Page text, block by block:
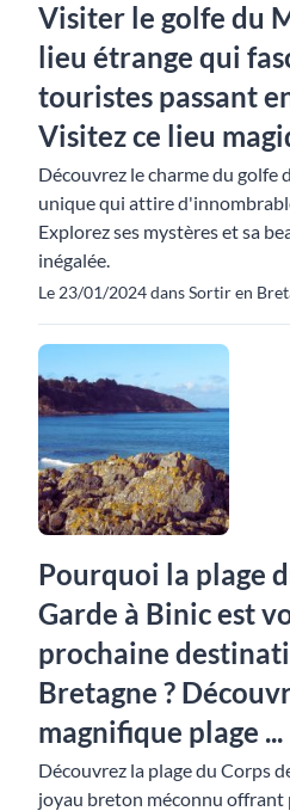
Visiter le golfe du
lieu étrange qui
touristes passant
Visitez ce lieu
Découvrez le charme du golfe
unique qui attire
Explorez ses mystères et sa
inégalée.
Le 23/01/2024 dans Sortir en
Pourquoi la plage
Garde à Binic est
prochaine
Bretagne ?
magnifique plage ...
Découvrez la plage du Corps
joyau breton méconnu offrant